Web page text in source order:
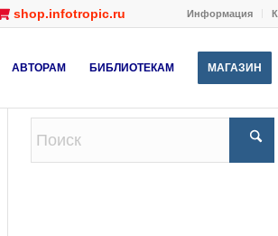
Информация
shop.infotropic.ru
АВТОРАМ БИБЛИОТЕКАМ МАГАЗИН